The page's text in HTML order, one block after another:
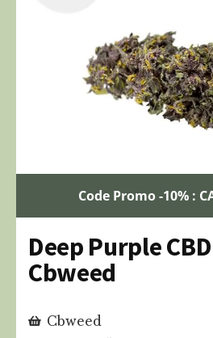
Code Promo -10% :
Deep Purple
Cbweed
Cbweed